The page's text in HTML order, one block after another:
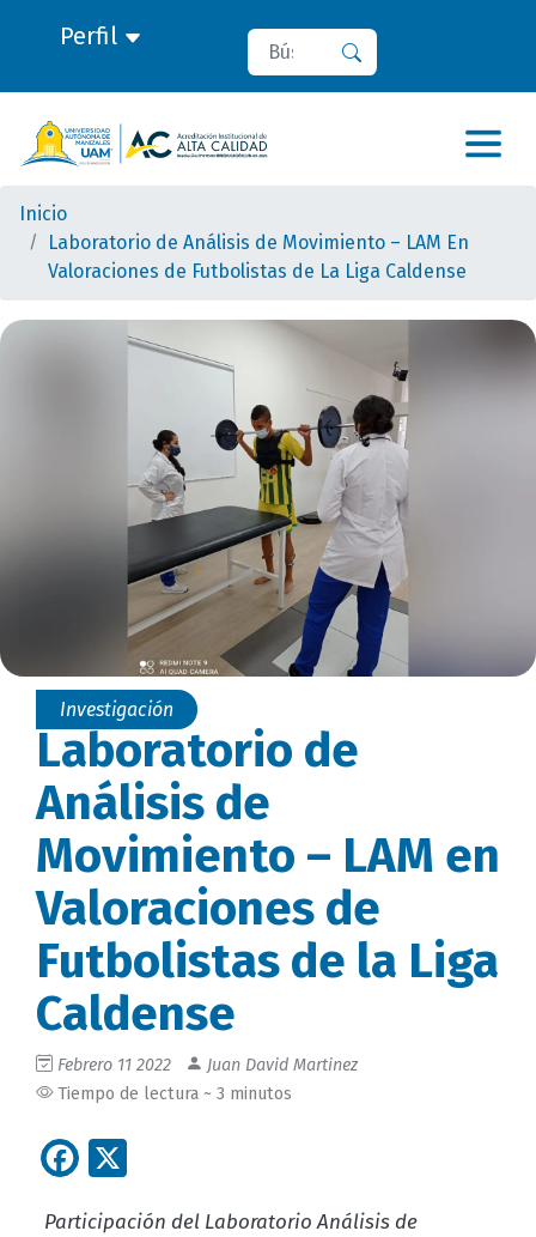
Perfil Buscar
Inicio
Laboratorio de Análisis de Movimiento – LAM En
Valoraciones de Futbolistas de La Liga Caldense
Investigación
Laboratorio de
Análisis de
Movimiento – LAM en
Valoraciones de
Futbolistas de la Liga
Caldense
Febrero 11 2022
Juan David Martinez
Tiempo de lectura ~ 3 minutos
Facebook
Participación del Laboratorio Análisis de